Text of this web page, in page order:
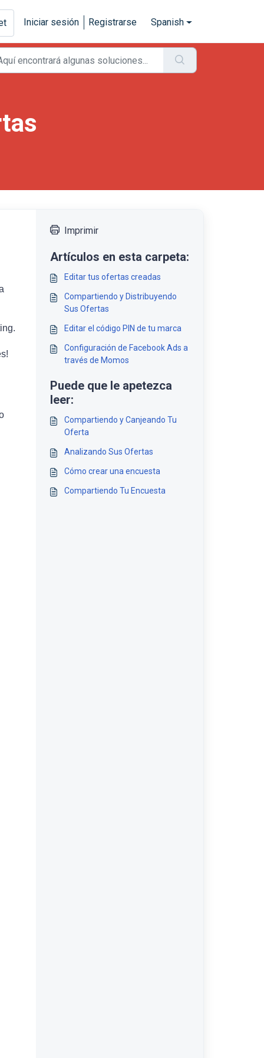
Iniciar sesión Registrarse Spanish
Imprimir
Artículos en esta carpeta:
Editar tus ofertas creadas
Compartiendo y Distribuyendo
Sus Ofertas
Editar el código PIN de tu marca
Configuración de Facebook Ads a
través de Momos
Puede que le apetezca
leer:
Compartiendo y Canjeando Tu
Oferta
Analizando Sus Ofertas
Cómo crear una encuesta
Compartiendo Tu Encuesta